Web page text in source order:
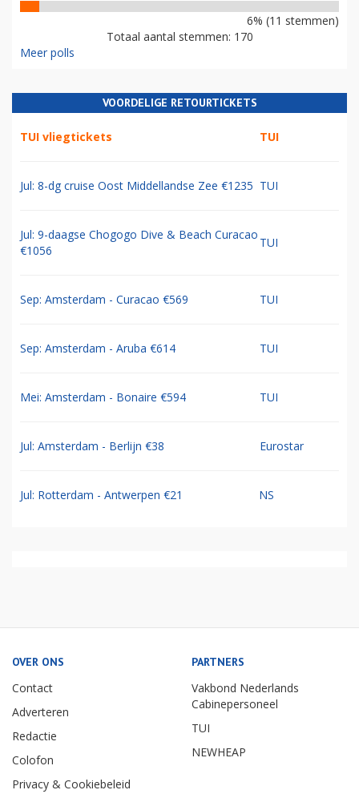
6% (11 stemmen)
Totaal aantal stemmen: 170
Meer polls
VOORDELIGE RETOURTICKETS
TUI vliegtickets TUI
Jul: 8-dg cruise Oost Middellandse Zee €1235 TUI
Jul: 9-daagse Chogogo Dive & Beach Curacao
€1056
TUI
Sep: Amsterdam - Curacao €569 TUI
Sep: Amsterdam - Aruba €614 TUI
Mei: Amsterdam - Bonaire €594 TUI
Jul: Amsterdam - Berlijn €38 Eurostar
Jul: Rotterdam - Antwerpen €21 NS
OVER ONS
Contact
Adverteren
Redactie
Colofon
Privacy & Cookiebeleid
PARTNERS
Vakbond Nederlands
Cabinepersoneel
TUI
NEWHEAP